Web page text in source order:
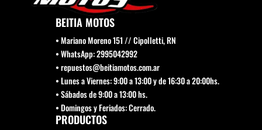
BEITIA MOTOS
• Mariano Moreno 151 // Cipolletti, RN
• WhatsApp: 2995042992
• repuestos@beitiamotos.com.ar
• Lunes a Viernes: 9:00 a 13:00 y de 16:30 a 20:00hs.
• Sábados de 9:00 a 13:00 hs.
• Domingos y Feriados: Cerrado.
PRODUCTOS